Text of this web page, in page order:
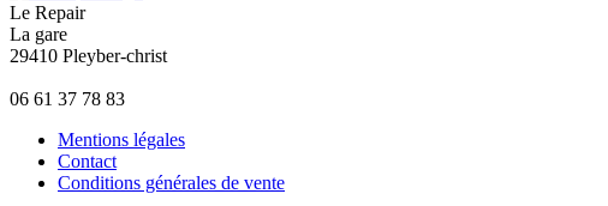
Le Repair
La gare
29410 Pleyber-christ
06 61 37 78 83
Mentions légales
Contact
Conditions générales de vente